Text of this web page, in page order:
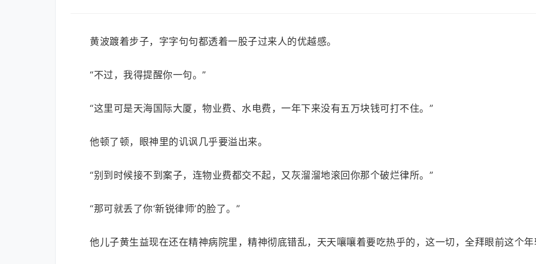
黄波踱着步子，字字句句都透着一股子过来人的优越感。
“不过，我得提醒你一句。”
“这里可是天海国际大厦，物业费、水电费，一年下来没有五万块钱可打不住。”
他顿了顿，眼神里的讥讽几乎要溢出来。
“别到时候接不到案子，连物业费都交不起，又灰溜溜地滚回你那个破烂律所。”
“那可就丢了你‘新锐律师’的脸了。”
他儿子黄生益现在还在精神病院里，精神彻底错乱，天天嚷嚷着要吃热乎的，这一切，全拜眼前这个